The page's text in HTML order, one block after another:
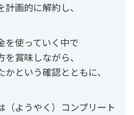
画的に解約し、
を使っていく中で
賞味しながら、
という確認とともに、
（ようやく）コンプリート